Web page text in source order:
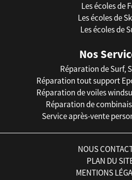
Les écoles de
Les écoles de
Les écoles de
Nos
Réparation de Surf,
Réparation tout support
Réparation de voiles
Réparation de
Service après-vente
NOUS
PLAN DU
MENTIONS